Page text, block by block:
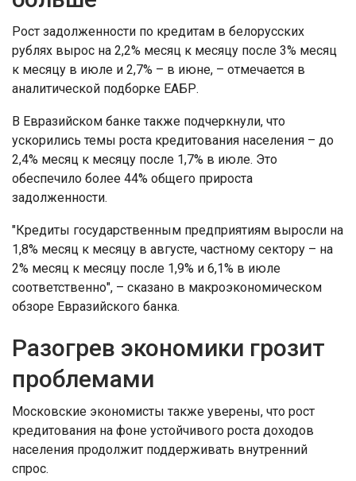
Рост задолженности по кредитам в белорусских
рублях вырос на 2,2% месяц к месяцу после 3% месяц
к месяцу в июле и 2,7% – в июне, – отмечается в
аналитической подборке ЕАБР.
В Евразийском банке также подчеркнули, что
ускорились темы роста кредитования населения – до
2,4% месяц к месяцу после 1,7% в июле. Это
обеспечило более 44% общего прироста
задолженности.
"Кредиты государственным предприятиям выросли на
1,8% месяц к месяцу в августе, частному сектору – на
2% месяц к месяцу после 1,9% и 6,1% в июле
соответственно", – сказано в макроэкономическом
обзоре Евразийского банка.
Разогрев экономики грозит
проблемами
Московские экономисты также уверены, что рост
кредитования на фоне устойчивого роста доходов
населения продолжит поддерживать внутренний
спрос.